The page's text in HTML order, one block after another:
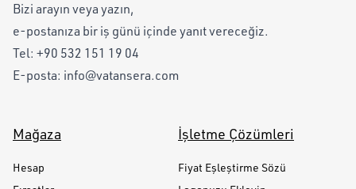
Bizi arayın veya yazın,
e-postanıza bir iş günü içinde yanıt vereceğiz.
Tel: +90 532 151 19 04
E-posta: info@vatansera.com
Mağaza
Hesap
İşletme Çözümleri
Fiyat Eşleştirme Sözü